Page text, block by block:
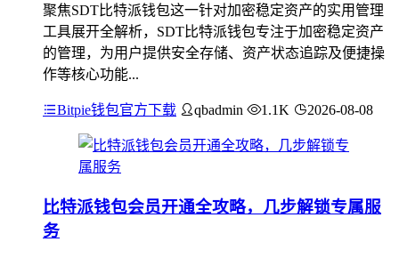
聚焦SDT比特派钱包这一针对加密稳定资产的实用管理
工具展开全解析，SDT比特派钱包专注于加密稳定资产
的管理，为用户提供安全存储、资产状态追踪及便捷操
作等核心功能...
Bitpie钱包官方下载 qbadmin 1.1K 2026-08-08
比特派钱包会员开通全攻略，几步解锁专属服
务